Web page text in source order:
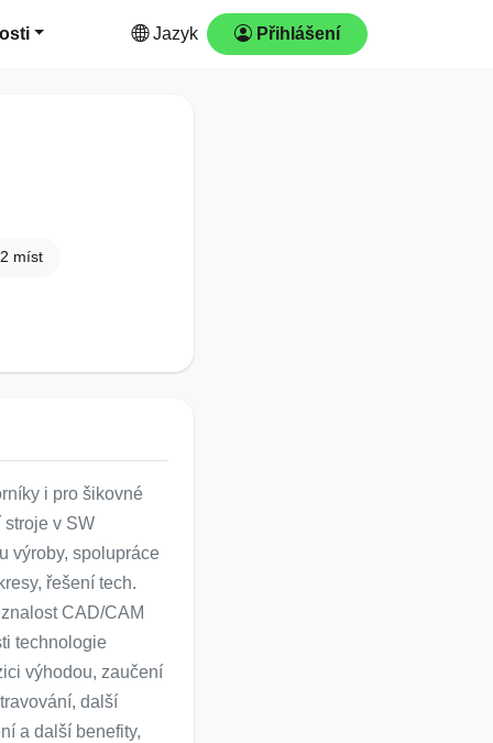
Jazyk Přihlášení
2 míst
i pro šikovné
stroje v SW
výroby, spolupráce
řešení tech.
CAD/CAM
technologie
výhodou, zaučení
další
a další benefity,